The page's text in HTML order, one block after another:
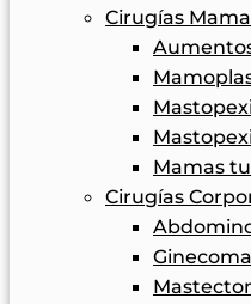
Cirugías
Mamas
Cirugías